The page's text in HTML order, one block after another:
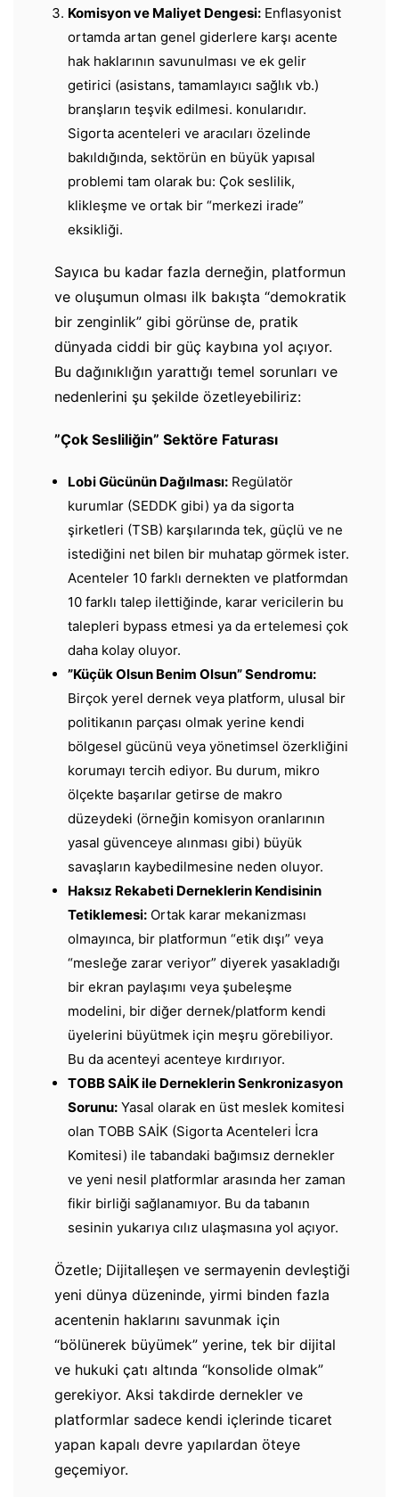
Komisyon ve Maliyet Dengesi: Enflasyonist
ortamda artan genel giderlere karşı acente
hak haklarının savunulması ve ek gelir
getirici (asistans, tamamlayıcı sağlık vb.)
branşların teşvik edilmesi. konularıdır.
Sigorta acenteleri ve aracıları özelinde
bakıldığında, sektörün en büyük yapısal
problemi tam olarak bu: Çok seslilik,
klikleşme ve ortak bir “merkezi irade”
eksikliği.
​Sayıca bu kadar fazla derneğin, platformun
ve oluşumun olması ilk bakışta “demokratik
bir zenginlik” gibi görünse de, pratik
dünyada ciddi bir güç kaybına yol açıyor.
Bu dağınıklığın yarattığı temel sorunları ve
nedenlerini şu şekilde özetleyebiliriz:
​”Çok Sesliliğin” Sektöre Faturası
​Lobi Gücünün Dağılması: Regülatör
kurumlar (SEDDK gibi) ya da sigorta
şirketleri (TSB) karşılarında tek, güçlü ve ne
istediğini net bilen bir muhatap görmek ister.
Acenteler 10 farklı dernekten ve platformdan
10 farklı talep ilettiğinde, karar vericilerin bu
talepleri bypass etmesi ya da ertelemesi çok
daha kolay oluyor.
​”Küçük Olsun Benim Olsun” Sendromu:
Birçok yerel dernek veya platform, ulusal bir
politikanın parçası olmak yerine kendi
bölgesel gücünü veya yönetimsel özerkliğini
korumayı tercih ediyor. Bu durum, mikro
ölçekte başarılar getirse de makro
düzeydeki (örneğin komisyon oranlarının
yasal güvenceye alınması gibi) büyük
savaşların kaybedilmesine neden oluyor.
Haksız Rekabeti Derneklerin Kendisinin
Tetiklemesi: Ortak karar mekanizması
olmayınca, bir platformun “etik dışı” veya
“mesleğe zarar veriyor” diyerek yasakladığı
bir ekran paylaşımı veya şubeleşme
modelini, bir diğer dernek/platform kendi
üyelerini büyütmek için meşru görebiliyor.
Bu da acenteyi acenteye kırdırıyor.
TOBB SAİK ile Derneklerin Senkronizasyon
Sorunu: Yasal olarak en üst meslek komitesi
olan TOBB SAİK (Sigorta Acenteleri İcra
Komitesi) ile tabandaki bağımsız dernekler
ve yeni nesil platformlar arasında her zaman
fikir birliği sağlanamıyor. Bu da tabanın
sesinin yukarıya cılız ulaşmasına yol açıyor.
​Özetle; Dijitalleşen ve sermayenin devleştiği
yeni dünya düzeninde, yirmi binden fazla
acentenin haklarını savunmak için
“bölünerek büyümek” yerine, tek bir dijital
ve hukuki çatı altında “konsolide olmak”
gerekiyor. Aksi takdirde dernekler ve
platformlar sadece kendi içlerinde ticaret
yapan kapalı devre yapılardan öteye
geçemiyor.